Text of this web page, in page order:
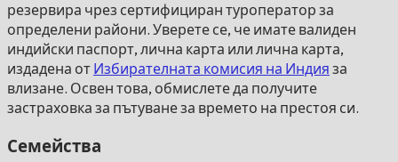
резервира чрез сертифициран туроператор за
определени райони. Уверете се, че имате валиден
индийски паспорт, лична карта или лична карта,
издадена от Избирателната комисия на Индия за
влизане. Освен това, обмислете да получите
застраховка за пътуване за времето на престоя си.
Семейства